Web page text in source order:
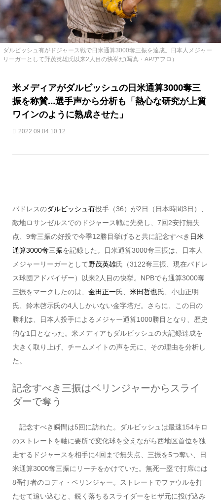
ダルビッシュ有がドジャース戦で日米通算3000奪三振を達成。日本人メジャー
リーガーとして野茂英雄氏以来2人目の快挙だ(写真・AP/アフロ）
米メディアがダルビッシュの日米通算3000奪三
振を称賛…選手声から分析も「熱心な研究が上質
ワインのように熟成させた」
2022.09.04 10:12
パドレスのダルビッシュ有投手（36）が2日（日本時間3日）、
敵地ロサンゼルスでのドジャース戦に先発し、7回2安打無失
点、9奪三振の好投で今季12勝目挙げると共に記念すべき 日米
通算3000奪三振を記録した。日米通算3000奪三振は、日本人
メジャーリーガーとして野茂英雄氏（3122奪三振、現在パドレ
ス球団アドバイザー）以来2人目の快挙。NPBでも通算3000奪
三振をマークしたのは、 金田正一氏、 米田哲也氏、小山正明
氏、鈴木啓示氏の4人しかいない金字塔だ。さらに、この日の
勝利は、日本人投手によるメジャー通算1000勝目となり、歴史
的な1日となった。米メディアもダルビッシュの大記録達成を
大きく取り上げ、チームメイトの声を元に、その理由を分析し
た。
記念すべき三振はベリンジャーからスライ
ダーで奪う
記念すべき瞬間は5回に訪れた。ダルビッシュは最速154キロ
のストレートを軸に要所で変化球を交えながら西地区首位を独
走するドジャースを相手に4回まで無失点、三振を5つ奪い、日
米通算3000奪三振にリーチをかけていた。無死一塁で打席には
8番打者のコディ・ベリンジャー。ストレートでファウルを打
たせて追い込むと、鋭く落ちるスライダーをヒザ元に投げ込み